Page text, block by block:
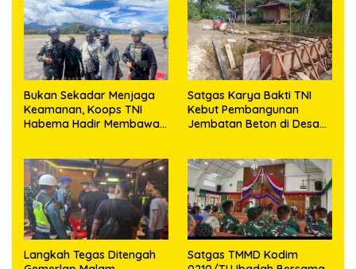
Bukan Sekadar Menjaga
Keamanan, Koops TNI
Habema Hadir Membawa
Satgas Karya Bakti TNI
Kebut Pembangunan
Jembatan Beton di Desa
Langkah Tegas Ditengah
Satgas TMMD Kodim